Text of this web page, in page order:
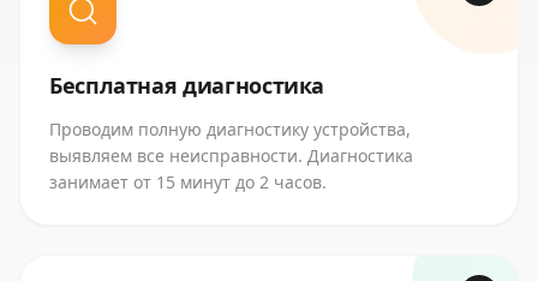
Бесплатная диагностика
Проводим полную диагностику устройства,
выявляем все неисправности. Диагностика
занимает от 15 минут до 2 часов.